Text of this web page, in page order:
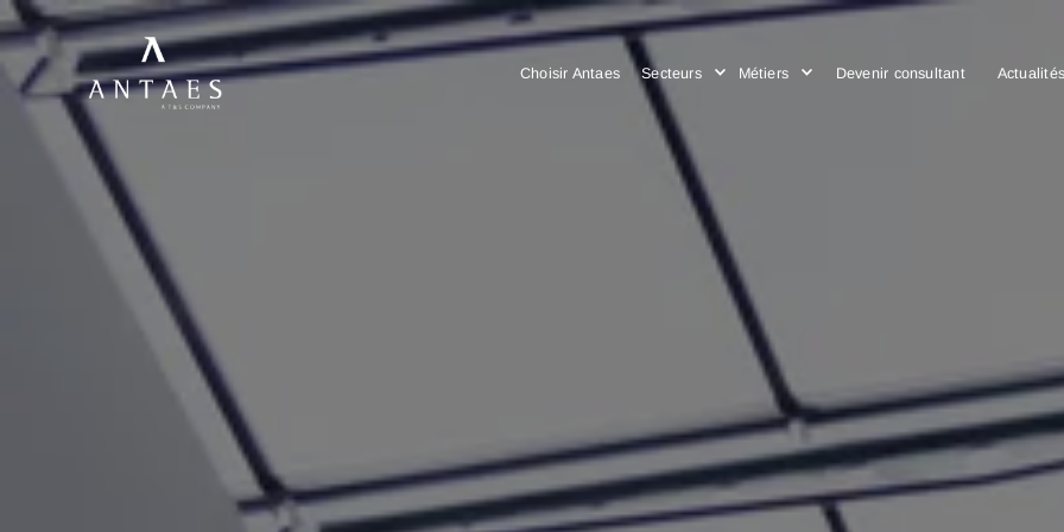
Choisir Antaes Secteurs Métiers Devenir consultant